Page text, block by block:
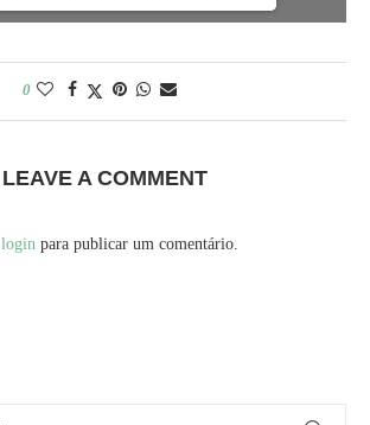
0
LEAVE A COMMENT
login para publicar um comentário.